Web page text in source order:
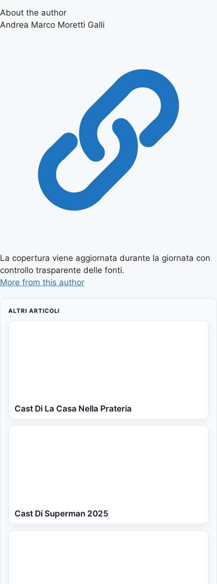
About the author
Andrea Marco Moretti Galli
La copertura viene aggiornata durante la giornata con
controllo trasparente delle fonti.
More from this author
ALTRI ARTICOLI
Cast Di La Casa Nella Prateria
Cast Di Superman 2025